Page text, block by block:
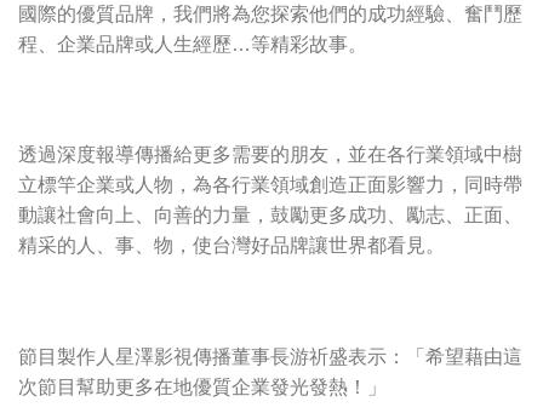
國際的優質品牌，我們將為您探索他們的成功經驗、奮鬥歷
程、企業品牌或人生經歷…等精彩故事。
透過深度報導傳播給更多需要的朋友，並在各行業領域中樹
立標竿企業或人物，為各行業領域創造正面影響力，同時帶
動讓社會向上、向善的力量，鼓勵更多成功、勵志、正面、
精采的人、事、物，使台灣好品牌讓世界都看見。
節目製作人星澤影視傳播董事長游祈盛表示：「希望藉由這
次節目幫助更多在地優質企業發光發熱！」